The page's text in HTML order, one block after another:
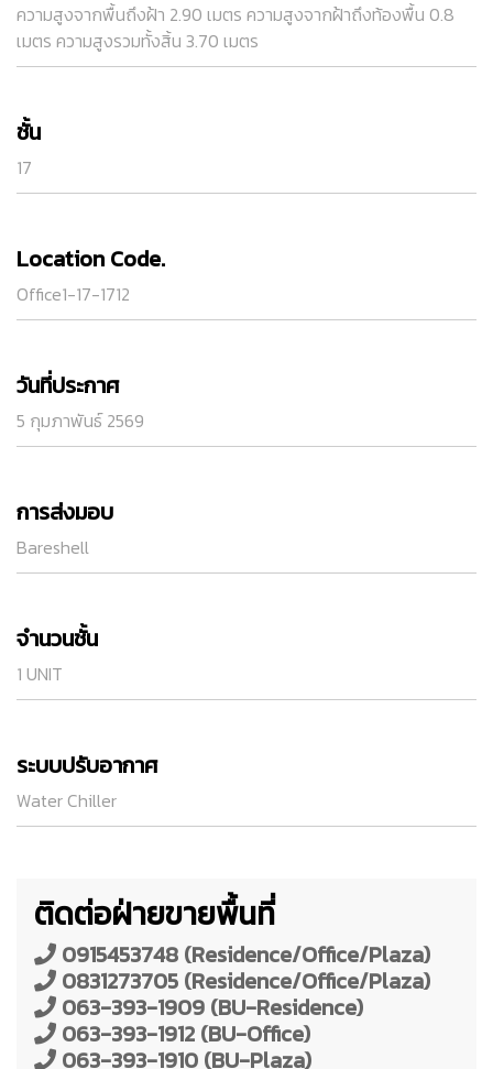
ความสูงจากพื้นถึงฝ้า 2.90 เมตร ความสูงจากฝ้าถึงท้องพื้น 0.8
เมตร ความสูงรวมทั้งสิ้น 3.70 เมตร
ชั้น
17
Location Code.
Office1-17-1712
วันที่ประกาศ
5 กุมภาพันธ์ 2569
การส่งมอบ
Bareshell
จำนวนชั้น
1 UNIT
ระบบปรับอากาศ
Water Chiller
ติดต่อฝ่ายขายพื้นที่
0915453748 (Residence/Office/Plaza)
0831273705 (Residence/Office/Plaza)
063-393-1909 (BU-Residence)
063-393-1912 (BU-Office)
063-393-1910 (BU-Plaza)